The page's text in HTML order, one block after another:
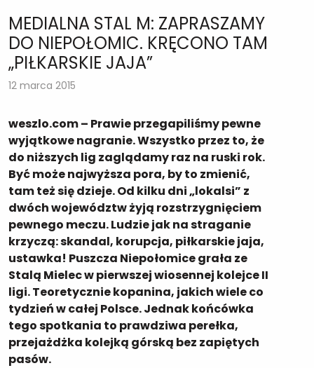
MEDIALNA STAL M: ZAPRASZAMY
DO NIEPOŁOMIC. KRĘCONO TAM
„PIŁKARSKIE JAJA”
12 marca 2015
weszlo.com – Prawie przegapiliśmy pewne
wyjątkowe nagranie. Wszystko przez to, że
do niższych lig zaglądamy raz na ruski rok.
Być może najwyższa pora, by to zmienić,
tam też się dzieje. Od kilku dni „lokalsi” z
dwóch województw żyją rozstrzygnięciem
pewnego meczu. Ludzie jak na straganie
krzyczą: skandal, korupcja, piłkarskie jaja,
ustawka! Puszcza Niepołomice grała ze
Stalą Mielec w pierwszej wiosennej kolejce II
ligi. Teoretycznie kopanina, jakich wiele co
tydzień w całej Polsce. Jednak końcówka
tego spotkania to prawdziwa perełka,
przejażdżka kolejką górską bez zapiętych
pasów.